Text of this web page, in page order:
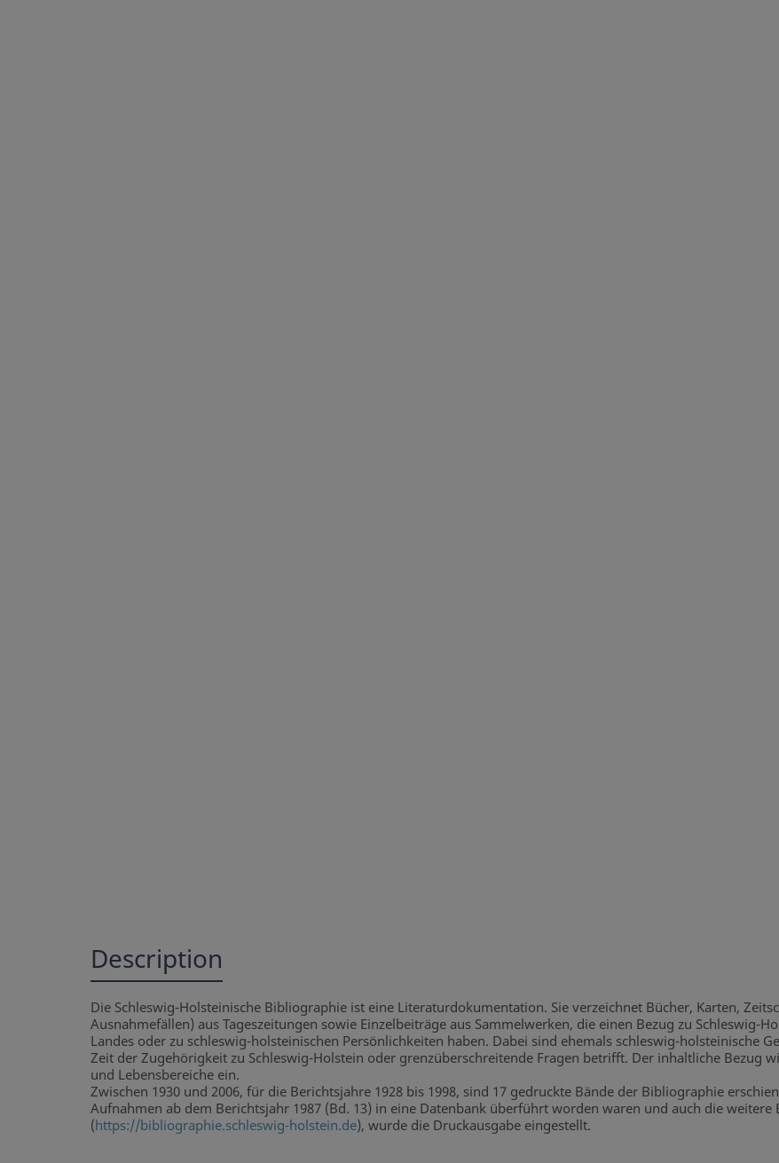
Description
Die Schleswig-Holsteinische Bibliographie ist eine Literaturdokumentation. Sie verzeichnet Bücher, Karten,
Ausnahmefällen) aus Tageszeitungen sowie Einzelbeiträge aus Sammelwerken, die einen Bezug zu Schleswig-
Landes oder zu schleswig-holsteinischen Persönlichkeiten haben. Dabei sind ehemals schleswig-holsteinische
Zeit der Zugehörigkeit zu Schleswig-Holstein oder grenzüberschreitende Fragen betrifft. Der inhaltliche Bezug
und Lebensbereiche ein.
Zwischen 1930 und 2006, für die Berichtsjahre 1928 bis 1998, sind 17 gedruckte Bände der Bibliographie
Aufnahmen ab dem Berichtsjahr 1987 (Bd. 13) in eine Datenbank überführt worden waren und auch die
(https://bibliographie.schleswig-holstein.de), wurde die Druckausgabe eingestellt.